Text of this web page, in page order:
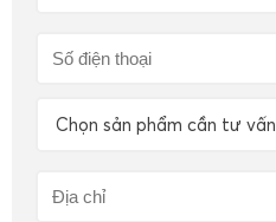
Chọn sản phẩm cần tư vấn